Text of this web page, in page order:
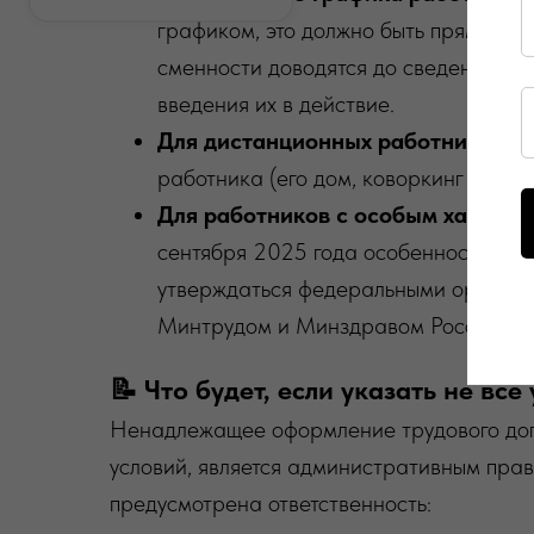
графиком, это должно быть прямо
сменности доводятся до сведения
введения их в действие.
Для дистанционных работников
:
работника (его дом, коворкинг и т.д.).
Для работников с особым
сентября 2025 года особенности
утверждаться федеральными
Минтрудом и Минздравом России.
📝 Что будет, если указать не все
Ненадлежащее оформление трудового
условий, является административным
предусмотрена ответственность: